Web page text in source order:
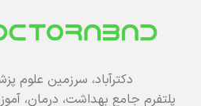
دکترآباد، سرزمین علوم
پلتفرم جامع بهداشت، درمان،